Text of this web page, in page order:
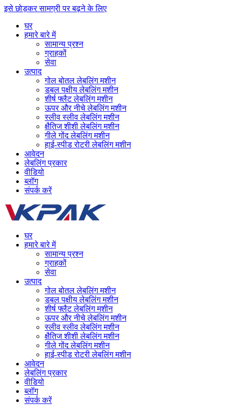
इसे छोड़कर सामग्री पर बढ़ने के लिए
घर
हमारे बारे में
सामान्य प्रश्न
ग्राहकों
सेवा
उत्पाद
गोल बोतल लेबलिंग मशीन
डबल पक्षीय लेबलिंग मशीन
शीर्ष फ्लैट लेबलिंग मशीन
ऊपर और नीचे लेबलिंग मशीन
स्लीव स्लीव लेबलिंग मशीन
क्षैतिज शीशी लेबलिंग मशीन
गीले गोंद लेबलिंग मशीन
हाई-स्पीड रोटरी लेबलिंग मशीन
आवेदन
लेबलिंग प्रकार
वीडियो
ब्लॉग
संपर्क करें
घर
हमारे बारे में
सामान्य प्रश्न
ग्राहकों
सेवा
उत्पाद
गोल बोतल लेबलिंग मशीन
डबल पक्षीय लेबलिंग मशीन
शीर्ष फ्लैट लेबलिंग मशीन
ऊपर और नीचे लेबलिंग मशीन
स्लीव स्लीव लेबलिंग मशीन
क्षैतिज शीशी लेबलिंग मशीन
गीले गोंद लेबलिंग मशीन
हाई-स्पीड रोटरी लेबलिंग मशीन
आवेदन
लेबलिंग प्रकार
वीडियो
ब्लॉग
संपर्क करें